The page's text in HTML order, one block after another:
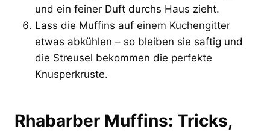
und ein feiner Duft durchs Haus zieht.
Lass die Muffins auf einem Kuchengitter
etwas abkühlen – so bleiben sie saftig und
die Streusel bekommen die perfekte
Knusperkruste.
Rhabarber Muffins: Tricks,